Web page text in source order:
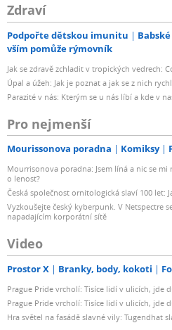
Zdraví
Podpořte dětskou imunitu
vším pomůže rýmovník
Jak se zdravě zchladit v tropických vedrech:
Úpal a úžeh: Jak je poznat a jak se z nich
Parazité v nás: Kterým se u nás líbí a kde v
Pro nejmenší
Mourissonova poradna Komiksy
Mourrisonova poradna: Jsem líná a nic se
o lenost?
Česká společnost ornitologická slaví 100 let:
Vyzkoušejte český kyberpunk. V Netspectre
napadajícím korporátní sítě
Video
Prostor X Branky, body, kokoti
Prague Pride vrcholí: Tisíce lidí v ulicích, jde
Prague Pride vrcholí: Tisíce lidí v ulicích, jde
Hra světel na fasádě slavné vily: Tugendhat